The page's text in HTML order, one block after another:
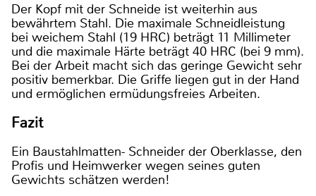
Der Kopf mit der Schneide ist weiterhin aus
bewährtem Stahl. Die maximale Schneidleistung
bei weichem Stahl (19 HRC) beträgt 11 Millimeter
und die maximale Härte beträgt 40 HRC (bei 9 mm).
Bei der Arbeit macht sich das geringe Gewicht sehr
positiv bemerkbar. Die Griffe liegen gut in der Hand
und ermöglichen ermüdungsfreies Arbeiten.
Fazit
Ein Baustahlmatten- Schneider der Oberklasse, den
Profis und Heimwerker wegen seines guten
Gewichts schätzen werden!